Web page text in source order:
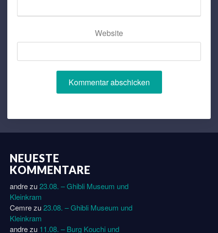
Website
NEUESTE
KOMMENTARE
andrezu23.08. – Ghibli Museum und
Kleinkram
Cemrezu23.08. – Ghibli Museum und
Kleinkram
andrezu 11.08. – Burg Kouchi und